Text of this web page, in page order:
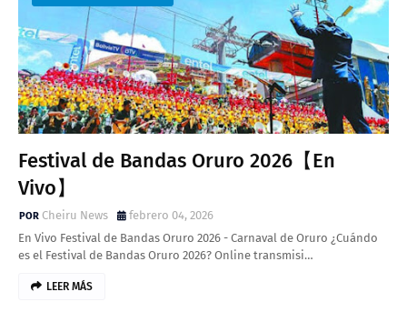
Festival de Bandas Oruro 2026【En
Vivo】
Cheiru News
febrero 04, 2026
En Vivo Festival de Bandas Oruro 2026 - Carnaval de Oruro ¿Cuándo
es el Festival de Bandas Oruro 2026? Online transmisi…
LEER MÁS